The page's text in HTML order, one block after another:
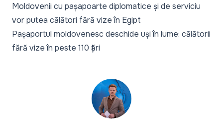
Moldovenii cu pașapoarte diplomatice și de serviciu
vor putea călători fără vize în Egipt
Pașaportul moldovenesc deschide uși în lume: călătorii
fără vize în peste 110 țări